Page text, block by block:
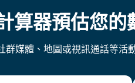
算器預估您的
媒體、地圖或視訊通話等活